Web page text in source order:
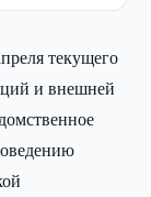
текущего
и внешней